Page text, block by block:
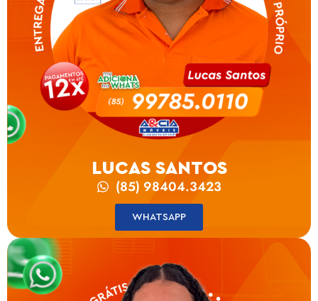
LUCAS SANTOS
(85) 98404.3423
WHATSAPP